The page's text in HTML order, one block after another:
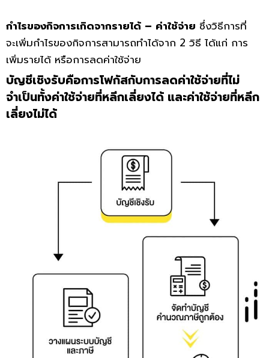
กำไรของกิจการเกิดจากรายได้ – ค่าใช้จ่าย ซึ่งวิธีการที่
จะเพิ่มกำไรของกิจการสามารถทำได้จาก 2 วิธี ได้แก่ การ
เพิ่มรายได้ หรือการลดค่าใช้จ่าย
บัญชีเชิงรับคือการโฟกัสกับการลดค่าใช้จ่ายที่ไม่
จำเป็นทั้งค่าใช้จ่ายที่หลีกเลี่ยงได้ และค่าใช้จ่ายที่หลีก
เลี่ยงไม่ได้